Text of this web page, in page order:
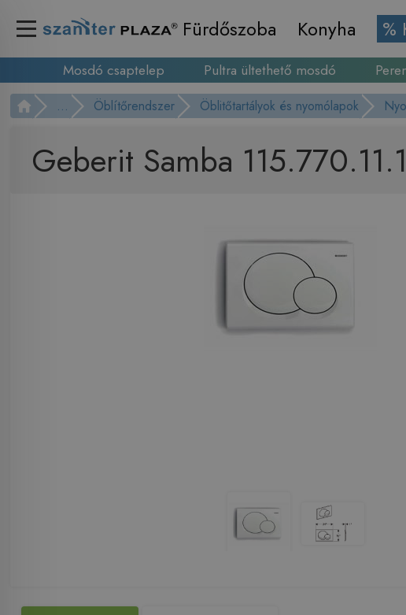
Fürdőszoba Konyha %
Mosdó csaptelep Pultra ültethető mosdó
... Öblítőrendszer Öblitőtartályok és nyomólapok
Geberit Samba